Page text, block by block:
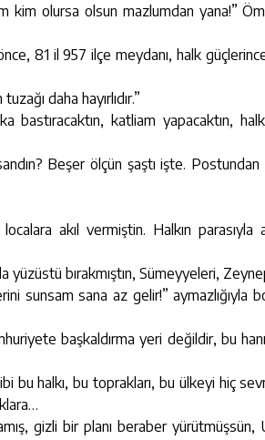
kim olursa olsun mazlumdan yana!”
81 il 957 ilçe meydanı, halk
daha hayırlıdır.”
bastıracaktın, katliam yapacaktın,
Beşer ölçün şaştı işte.
akıl vermiştin. Halkın parasıyla
yüzüstü bırakmıştın, Sümeyyeleri,
sunsam sana az gelir!” aymazlığıyla
başkaldırma yeri değildir, bu
bu halkı, bu toprakları, bu ülkeyi hiç
gizli bir planı beraber yürütmüşsün,